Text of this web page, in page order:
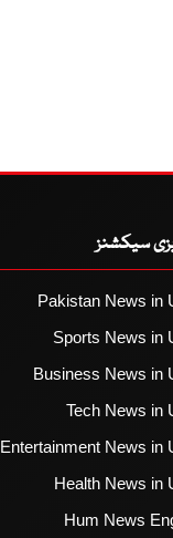
سیکشنز
Pakistan News in
Sports News in
Business News in
Tech News in
Entertainment News in
Health News in
Hum News